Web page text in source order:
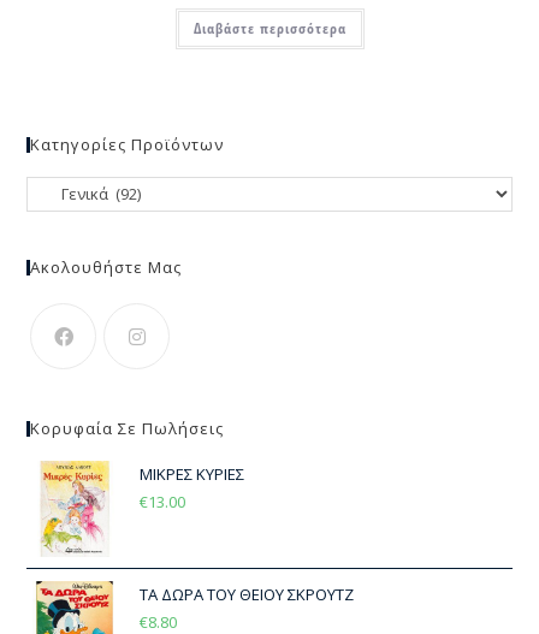
Διαβάστε περισσότερα
Κατηγορίες Προϊόντων
Ακολουθήστε Μας
Κορυφαία Σε Πωλήσεις
ΜΙΚΡΕΣ ΚΥΡΙΕΣ
€13.00
ΤΑ ΔΩΡΑ ΤΟΥ ΘΕΙΟΥ ΣΚΡΟΥΤΖ
€8.80